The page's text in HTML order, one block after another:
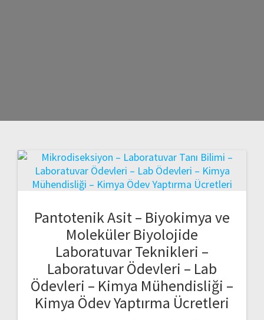
Pantotenik Asit – Biyokimya ve
Moleküler Biyolojide
Laboratuvar Teknikleri –
Laboratuvar Ödevleri – Lab
Ödevleri – Kimya Mühendisliği –
Kimya Ödev Yaptırma Ücretleri